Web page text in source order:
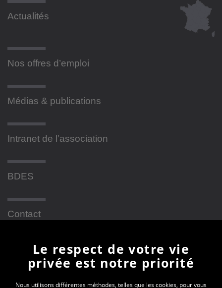
Actualités
Nos offres d’emploi
Médias & publications
Intranet de l’association
BDES
Contact
Newsletter
En vous inscrivant à la newsletter, vous recevrez
Le respect de votre vie
privée est notre priorité
Nous utilisons différentes méthodes, telles que les cookies, pour vous